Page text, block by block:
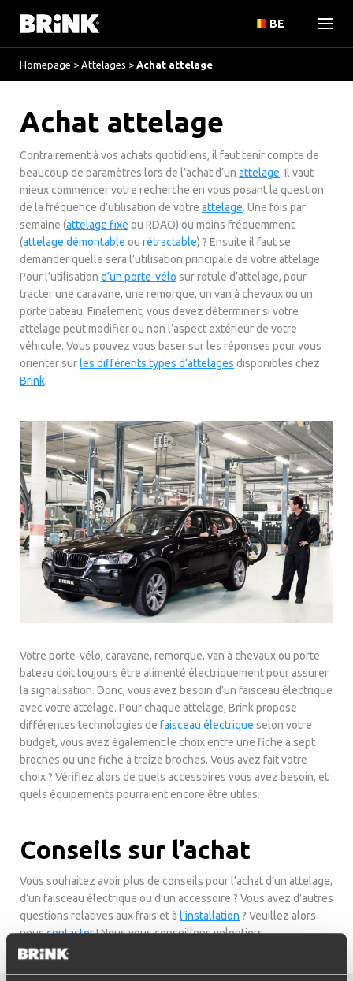
BE
Homepage > Attelages > Achat attelage
Achat attelage
Contrairement à vos achats quotidiens, il faut tenir compte de
beaucoup de paramètres lors de l’achat d’un attelage. Il vaut
mieux commencer votre recherche en vous posant la question
de la fréquence d’utilisation de votre attelage. Une fois par
semaine (attelage fixe ou RDAO) ou moins fréquemment
(attelage démontable ou rétractable) ? Ensuite il faut se
demander quelle sera l’utilisation principale de votre attelage.
Pour l’utilisation d’un porte-vélo sur rotule d’attelage, pour
tracter une caravane, une remorque, un van à chevaux ou un
porte bateau. Finalement, vous devez déterminer si votre
attelage peut modifier ou non l’aspect extérieur de votre
véhicule. Vous pouvez vous baser sur les réponses pour vous
orienter sur les différents types d’attelages disponibles chez
Brink.
Votre porte-vélo, caravane, remorque, van à chevaux ou porte
bateau doit toujours être alimenté électriquement pour assurer
la signalisation. Donc, vous avez besoin d’un faisceau électrique
avec votre attelage. Pour chaque attelage, Brink propose
différentes technologies de faisceau électrique selon votre
budget, vous avez également le choix entre une fiche à sept
broches ou une fiche à treize broches. Vous avez fait votre
choix ? Vérifiez alors de quels accessoires vous avez besoin, et
quels équipements pourraient encore être utiles.
Conseils sur l’achat
Vous souhaitez avoir plus de conseils pour l’achat d’un attelage,
d’un faisceau électrique ou d’un accessoire ? Vous avez d’autres
questions relatives aux frais et à l’installation ? Veuillez alors
nouscontacter! Nous vous conseillons volontiers.